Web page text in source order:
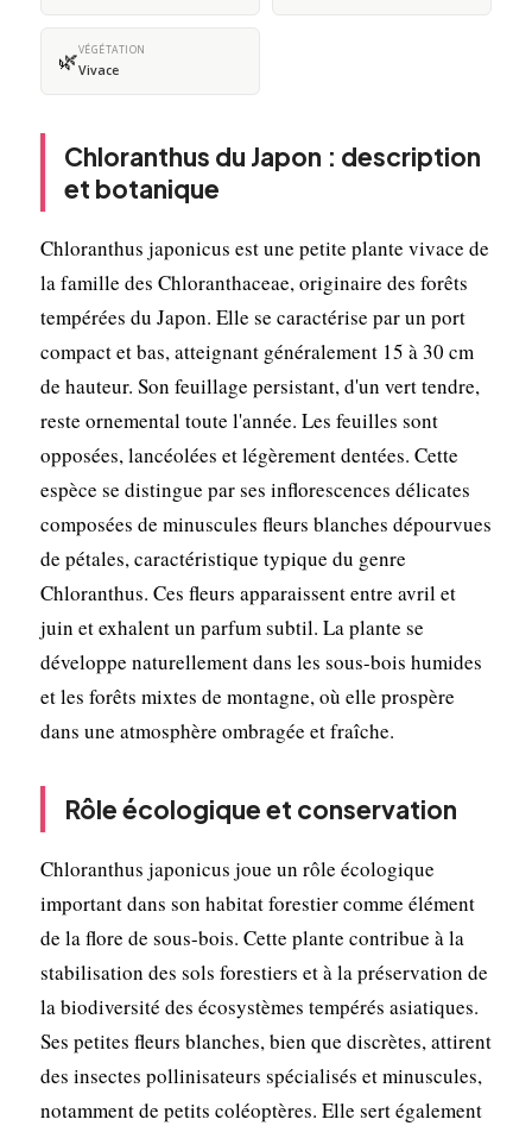
🌿VÉGÉTATION
Vivace
Chloranthus du Japon : description
et botanique
Chloranthus japonicus est une petite plante vivace de
la famille des Chloranthaceae, originaire des forêts
tempérées du Japon. Elle se caractérise par un port
compact et bas, atteignant généralement 15 à 30 cm
de hauteur. Son feuillage persistant, d'un vert tendre,
reste ornemental toute l'année. Les feuilles sont
opposées, lancéolées et légèrement dentées. Cette
espèce se distingue par ses inflorescences délicates
composées de minuscules fleurs blanches dépourvues
de pétales, caractéristique typique du genre
Chloranthus. Ces fleurs apparaissent entre avril et
juin et exhalent un parfum subtil. La plante se
développe naturellement dans les sous-bois humides
et les forêts mixtes de montagne, où elle prospère
dans une atmosphère ombragée et fraîche.
Rôle écologique et conservation
Chloranthus japonicus joue un rôle écologique
important dans son habitat forestier comme élément
de la flore de sous-bois. Cette plante contribue à la
stabilisation des sols forestiers et à la préservation de
la biodiversité des écosystèmes tempérés asiatiques.
Ses petites fleurs blanches, bien que discrètes, attirent
des insectes pollinisateurs spécialisés et minuscules,
notamment de petits coléoptères. Elle sert également